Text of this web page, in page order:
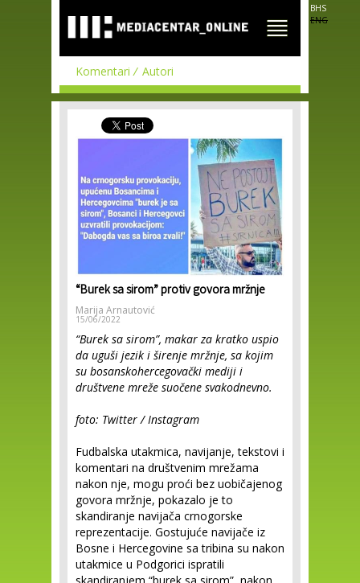
main
content
BHS
ENG
Komentari Autori
“Burek sa sirom” protiv govora mržnje
Marija Arnautović
15/06/2022
“Burek sa sirom”, makar za kratko uspio
da uguši jezik i širenje mržnje, sa kojim
su bosanskohercegovački mediji i
društvene mreže suočene svakodnevno.
foto: Twitter / Instagram
Fudbalska utakmica, navijanje, tekstovi i
komentari na društvenim mrežama
nakon nje, mogu proći bez uobičajenog
govora mržnje, pokazalo je to
skandiranje navijača crnogorske
reprezentacije. Gostujuće navijače iz
Bosne i Hercegovine sa tribina su nakon
utakmice u Podgorici ispratili